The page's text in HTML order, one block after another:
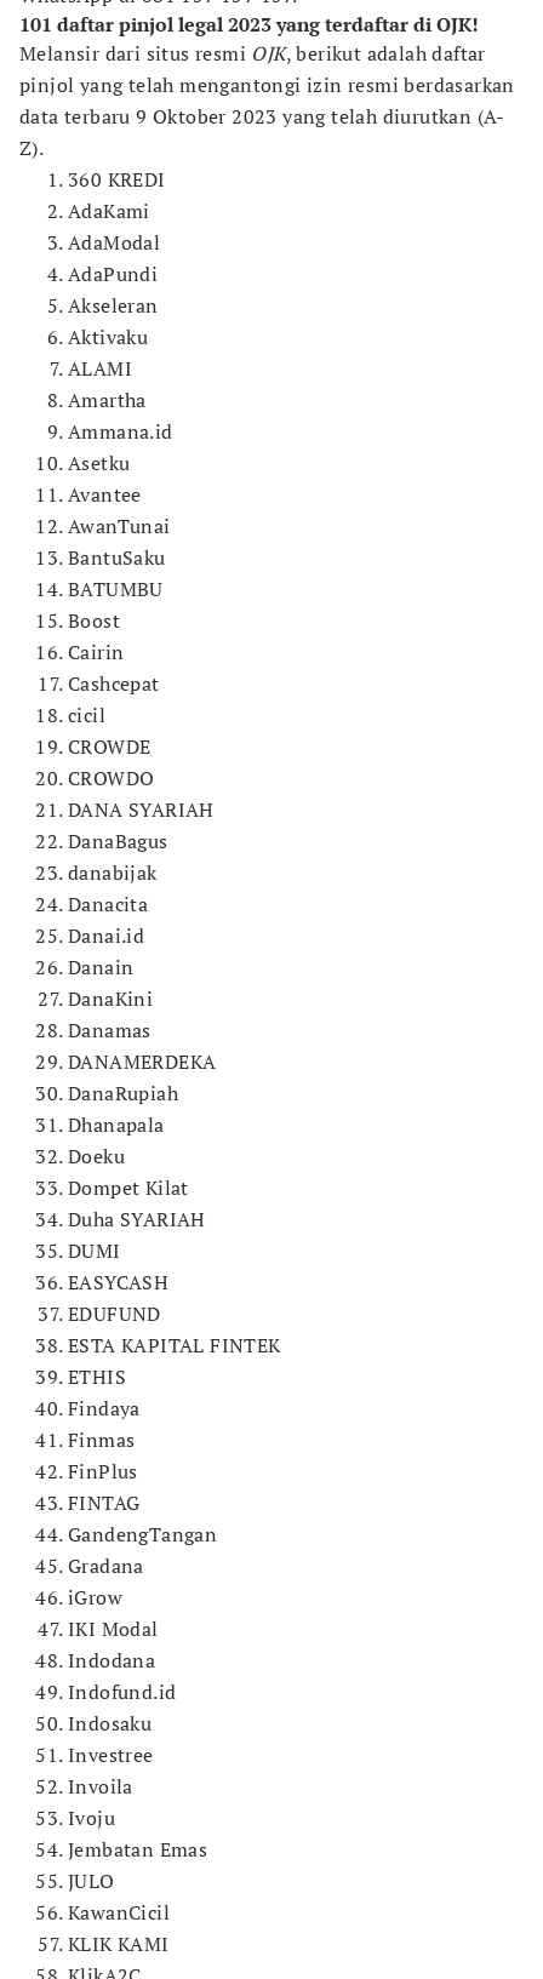
101 daftar pinjol legal 2023 yang terdaftar di OJK!
Melansir dari situs resmi OJK, berikut adalah daftar
pinjol yang telah mengantongi izin resmi berdasarkan
data terbaru 9 Oktober 2023 yang telah diurutkan (A-
Z).
360 KREDI
AdaKami
AdaModal
AdaPundi
Akseleran
Aktivaku
ALAMI
Amartha
Ammana.id
Asetku
Avantee
AwanTunai
BantuSaku
BATUMBU
Boost
Cairin
Cashcepat
cicil
CROWDE
CROWDO
DANA SYARIAH
DanaBagus
danabijak
Danacita
Danai.id
Danain
DanaKini
Danamas
DANAMERDEKA
DanaRupiah
Dhanapala
Doeku
Dompet Kilat
Duha SYARIAH
DUMI
EASYCASH
EDUFUND
ESTA KAPITAL FINTEK
ETHIS
Findaya
Finmas
FinPlus
FINTAG
GandengTangan
Gradana
iGrow
IKI Modal
Indodana
Indofund.id
Indosaku
Investree
Invoila
Ivoju
Jembatan Emas
JULO
KawanCicil
KLIK KAMI